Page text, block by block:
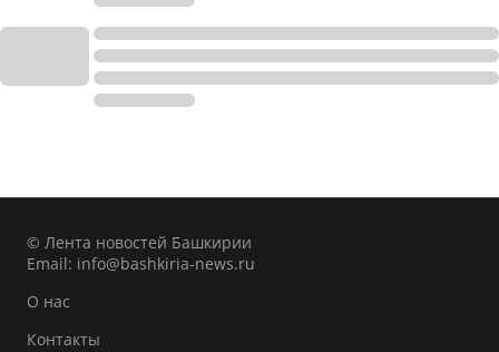
© Лента новостей Башкирии
Email: info@bashkiria-news.ru
О нас
Контакты